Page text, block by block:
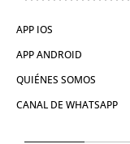
APP IOS
APP ANDROID
QUIÉNES SOMOS
CANAL DE WHATSAPP